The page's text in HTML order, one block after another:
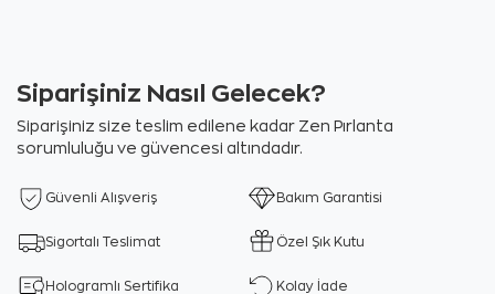
Siparişiniz Nasıl Gelecek?
Siparişiniz size teslim edilene kadar Zen Pırlanta
sorumluluğu ve güvencesi altındadır.
Güvenli Alışveriş Bakım Garantisi
Sigortalı Teslimat Özel Şık Kutu
Hologramlı Sertifika Kolay İade